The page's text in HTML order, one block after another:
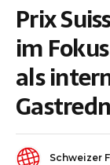
Prix
im
als
Schweizer